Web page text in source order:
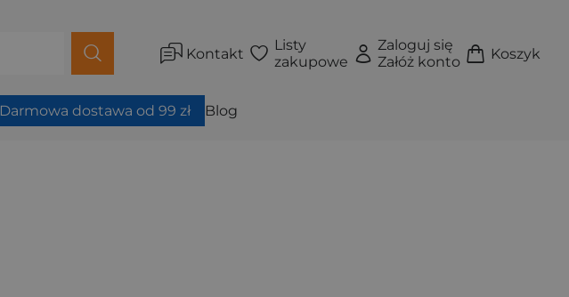
Kontakt
Listy
zakupowe
Zaloguj się
Załóż konto
Koszyk
Darmowa dostawa od 99 zł Blog